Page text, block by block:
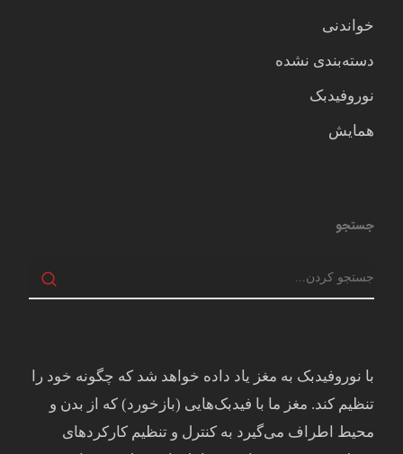
خواندنی
دسته‌بندی نشده
نوروفیدبک
همایش
جستجو
با نوروفیدبک به مغز ياد داده خواهد شد كه چگونه خود را
تنظيم كند. مغز ما با فيدبک‌هايی (بازخورد) که از بدن و
محيط اطراف می‌گيرد به کنترل و تنظيم کارکردهای